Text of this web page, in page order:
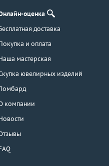
оценка
доставка
и оплата
мастерская
ювелирных изделий
компании